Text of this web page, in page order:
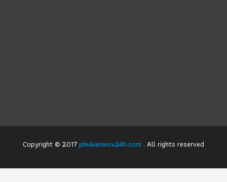
Copyright © 2017phukieninox24h.com. All rights reserved